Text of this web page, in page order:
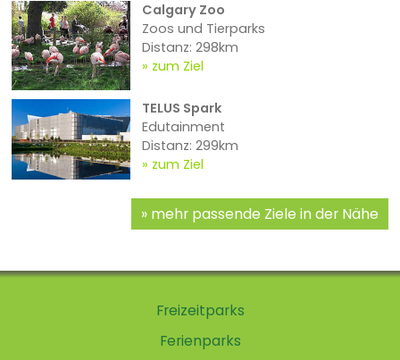
Calgary Zoo
Zoos und Tierparks
Distanz: 298km
zum Ziel
TELUS Spark
Edutainment
Distanz: 299km
zum Ziel
mehr passende Ziele in der Nähe
Freizeitparks
Ferienparks